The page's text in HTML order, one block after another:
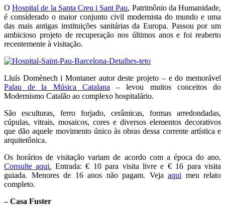
OHospital de la Santa Creu i Sant Pau, Patrimônio da Humanidade,
é considerado o maior conjunto civil modernista do mundo e uma
das mais antigas instituições sanitárias da Europa. Passou por um
ambicioso projeto de recuperação nos últimos anos e foi reaberto
recentemente à visitação.
Lluís Domènech i Montaner autor deste projeto – e do memorável
Palau de la Música Catalana – levou muitos conceitos do
Modernismo Catalão ao complexo hospitalário.
São esculturas, ferro forjado, cerâmicas, formas arredondadas,
cúpulas, vitrais, mosaicos, cores e diversos elementos decorativos
que dão aquele movimento único às obras dessa corrente artística e
arquitetônica.
Os horários de visitação variam de acordo com a época do ano.
Consulte aqui. Entrada: € 10 para visita livre e € 16 para visita
guiada. Menores de 16 anos não pagam. Veja aqui meu relato
completo.
– Casa Fuster